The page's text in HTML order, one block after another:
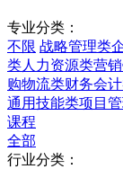
专业分类：
不限 战略管理类
类人力资源类营
购物流类财务会
通用技能类项目
课程
全部
行业分类：